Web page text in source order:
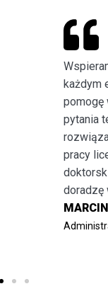
każdym
pomogę
pytania
pracy
doradzę